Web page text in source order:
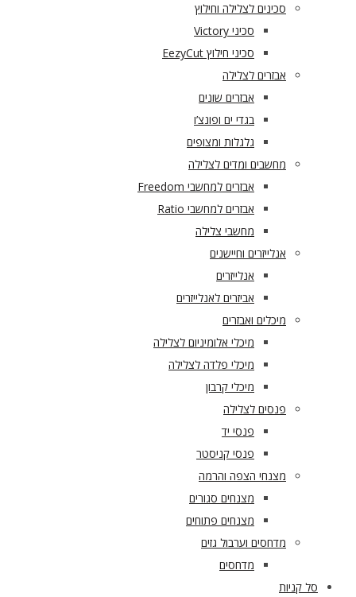
סכינים לצלילה וחילוץ
סכיני Victory
סכיני חילוץ EezyCut
אבזרים לצלילה
אבזרים שונים
בגדי ים ופונצ’ו
גלגלות ומצופים
מחשבים ומדים לצלילה
אבזרים למחשבי Freedom
אבזרים למחשבי Ratio
מחשבי צלילה
אנלייזרים וחיישנים
אנלייזרים
אביזרים לאנלייזרים
מיכלים ואבזרים
מיכלי אלומיניום לצלילה
מיכלי פלדה לצלילה
מיכלי קרבון
פנסים לצלילה
פנסי יד
פנסי קניסטר
מצנחי הצפה והרמה
מצנחים סגורים
מצנחים פתוחים
מדחסים וערבול גזים
מדחסים
סל קניות